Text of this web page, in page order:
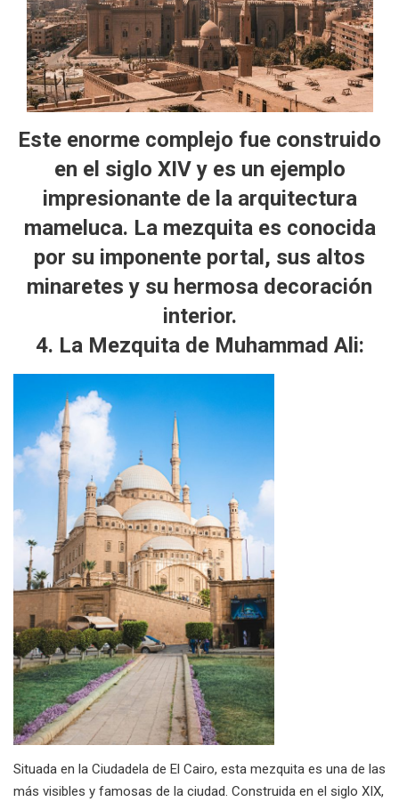
Este enorme complejo fue construido
en el siglo XIV y es un ejemplo
impresionante de la arquitectura
mameluca. La mezquita es conocida
por su imponente portal, sus altos
minaretes y su hermosa decoración
interior.
4. La Mezquita de Muhammad Ali:
Situada en la Ciudadela de El Cairo, esta mezquita es una de las
más visibles y famosas de la ciudad. Construida en el siglo XIX,